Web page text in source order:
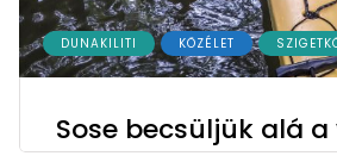
DUNAKILITI KÖZÉLET
Sose becsüljük alá a